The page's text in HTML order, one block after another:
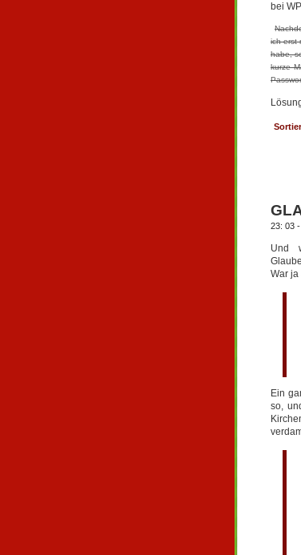
bei
ich erst
habe,
kurze
23: 03
Und
War ja
Ein
so,